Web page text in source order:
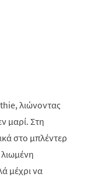
λιώνοντας
μαρί. Στη
στο μπλέντερ
μέχρι να